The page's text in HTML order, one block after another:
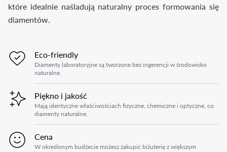
które idealnie naśladują naturalny proces formowania się
diamentów.
Eco-friendly
Diamenty laboratoryjne są tworzone bez ingerencji w środowisko
naturalne.
Piękno i jakość
Mają identyczne właściwościach fizyczne, chemiczne i optyczne, co
diamenty naturalne.
Cena
W określonym budżecie możesz zakupić biżuterię z większym